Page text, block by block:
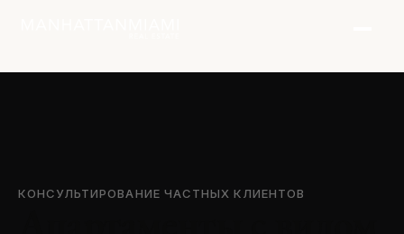
КОНСУЛЬТИРОВАНИЕ ЧАСТНЫХ КЛИЕНТОВ